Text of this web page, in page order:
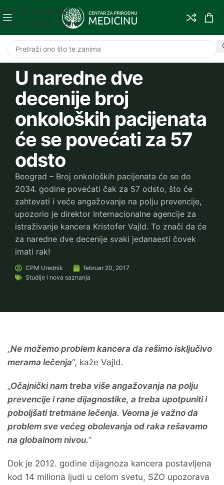
Skip to navigation
Skip to main content
U naredne dve
decenije broj
onkoloških pacijenata
će se povećati za 57
odsto
Beograd – Broj onkoloških pacijenata će se do
2034. godine povećati čak za 57 odsto, što će
zahtevati i veće angažovanje na polju prevencije,
upozorio je direktor Internacionalne agencije za
istraživanje kancera Kristofer Vajld. To znači da će
za naredne dve decenije svaki jedanaesti čovek
imati rak!
CPM Urednik
februar 20, 2017
Studije i nova saznanja
„Ne možemo problem kancera da rešimo isključivo
merama lečenja“, kaže Vajld.
„Očajnički nam treba više angažovanja na polju
prevencije i rane dijagnostike, a treba upotpuniti i
poboljšati tretmane lečenja. Veoma je važno da
problem sve većeg obolevanja od raka rešavamo
na globalnom nivou.“
Dok je 2012. godine dijagnoza kancera postavljena
kod 14 miliona ljudi u celom svetu, SZO upozorava